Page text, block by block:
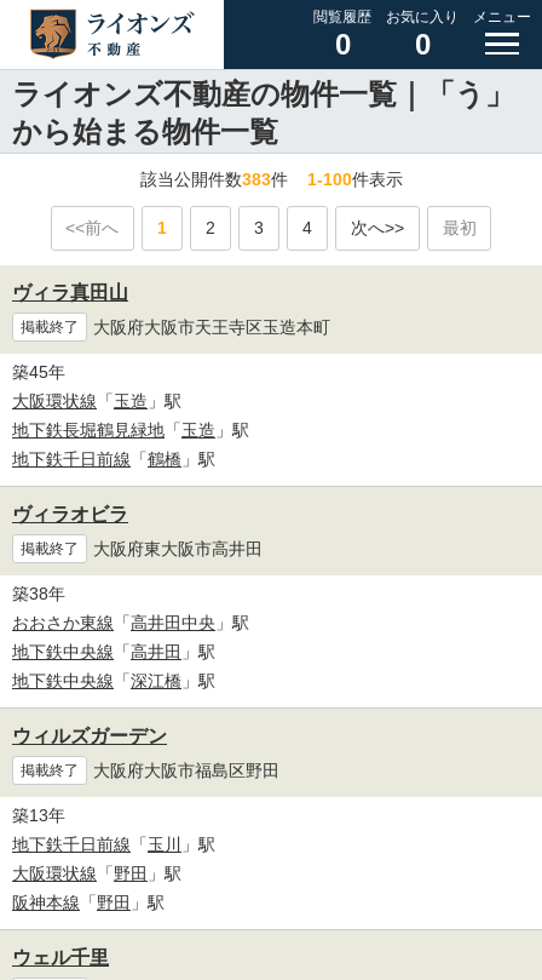
閲覧履歴
0
お気に入り
0
メニュー
ライオンズ不動産の物件一覧｜「う」
から始まる物件一覧
該当公開件数383件1-100件表示
<<前へ 1 2 3 4 次へ>> 最初
ヴィラ真田山
掲載終了 大阪府大阪市天王寺区玉造本町
築45年
大阪環状線 「玉造 」駅
地下鉄長堀鶴見緑地 「玉造 」駅
地下鉄千日前線 「鶴橋 」駅
ヴィラオビラ
掲載終了 大阪府東大阪市高井田
築38年
おおさか東線 「高井田中央 」駅
地下鉄中央線 「高井田 」駅
地下鉄中央線 「深江橋 」駅
ウィルズガーデン
掲載終了 大阪府大阪市福島区野田
築13年
地下鉄千日前線 「玉川
」駅
大阪環状線 「野田 」駅
阪神本線 「野田 」駅
ウェル千里